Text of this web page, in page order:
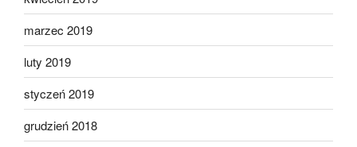
marzec 2019
luty 2019
styczeń 2019
grudzień 2018